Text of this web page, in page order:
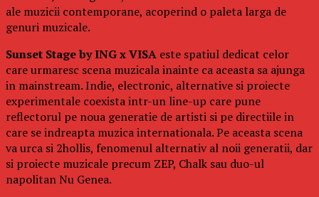
ale muzicii contemporane, acoperind o paleta larga de
genuri muzicale.
Sunset Stage by ING x VISA este spatiul dedicat celor
care urmaresc scena muzicala inainte ca aceasta sa ajunga
in mainstream. Indie, electronic, alternative si proiecte
experimentale coexista intr-un line-up care pune
reflectorul pe noua generatie de artisti si pe directiile in
care se indreapta muzica internationala. Pe aceasta scena
va urca si 2hollis, fenomenul alternativ al noii generatii, dar
si proiecte muzicale precum ZEP, Chalk sau duo-ul
napolitan Nu Genea.